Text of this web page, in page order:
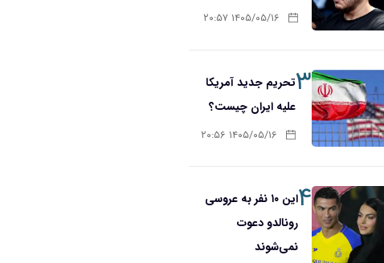
۱۴۰۵/۰۵/۱۶ ۲۰:۵۷
۳تحریم‌ جدید آمریکا
علیه ایران چیست؟
۱۴۰۵/۰۵/۱۶ ۲۰:۵۶
۴
این ۱۰ نفر به عروسی
رونالدو دعوت
نمی‌شوند